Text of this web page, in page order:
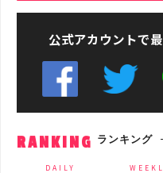
公式アカウントで
RANKING ランキング
DAILY